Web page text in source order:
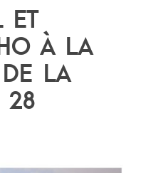
ET
À LA
LA
28